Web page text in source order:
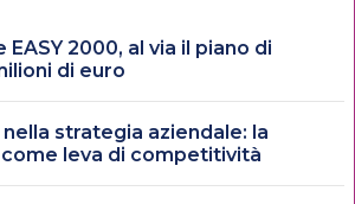
EASY 2000, al via il piano di
di euro
nella strategia aziendale: la
leva di competitività